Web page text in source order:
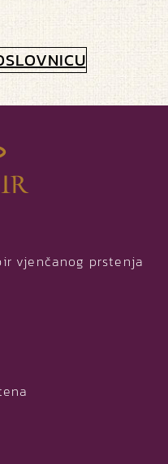
vjenčanog prstenja